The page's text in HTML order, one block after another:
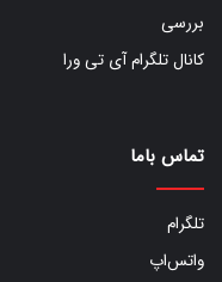
بررسی
کانال تلگرام آی تی ورا
تماس باما
تلگرام
واتس‌اپ